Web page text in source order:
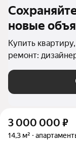
новые
Купить
ремонт:
3 000 000 ₽
14,3 м²